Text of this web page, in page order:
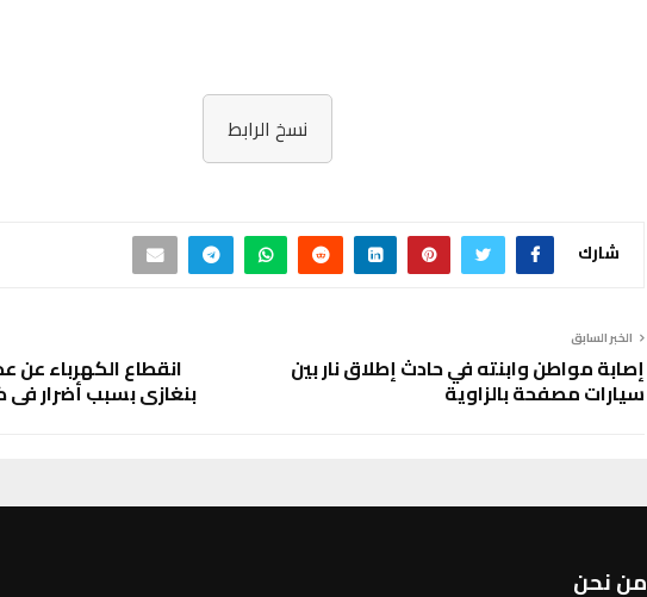
نسخ الرابط
شارك
الخبر السابق
إصابة مواطن وابنته في حادث إطلاق نار بين
سيارات مصفحة بالزاوية
انقطاع الكهرباء
بنغازي بسبب أضرار في
من نحن